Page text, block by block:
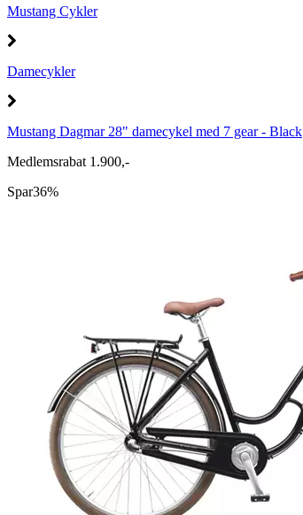
Mustang Cykler
Damecykler
Mustang Dagmar 28" damecykel med 7 gear - Black
Medlemsrabat 1.900,-
Spar36%